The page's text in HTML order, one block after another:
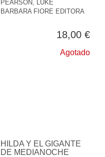
PEARSON, LUKE
BARBARA FIORE EDITORA
18,00 €
Agotado
HILDA Y EL GIGANTE
DE MEDIANOCHE